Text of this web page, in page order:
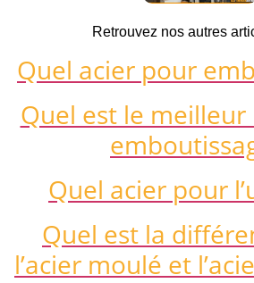
Retrouvez nos autres
Quel acier pour
Quel est le
Quel acier pour
Quel est la
l’acier moulé et